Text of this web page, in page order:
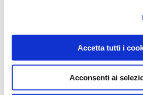
Accetta tutti i
Acconsenti ai